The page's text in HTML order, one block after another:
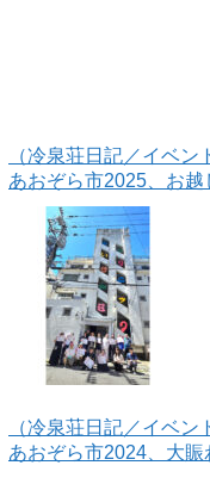
（冷泉荘日記／イベ
あおぞら市2025、お
ざいました！
（冷泉荘日記／イベ
あおぞら市2024、大賑